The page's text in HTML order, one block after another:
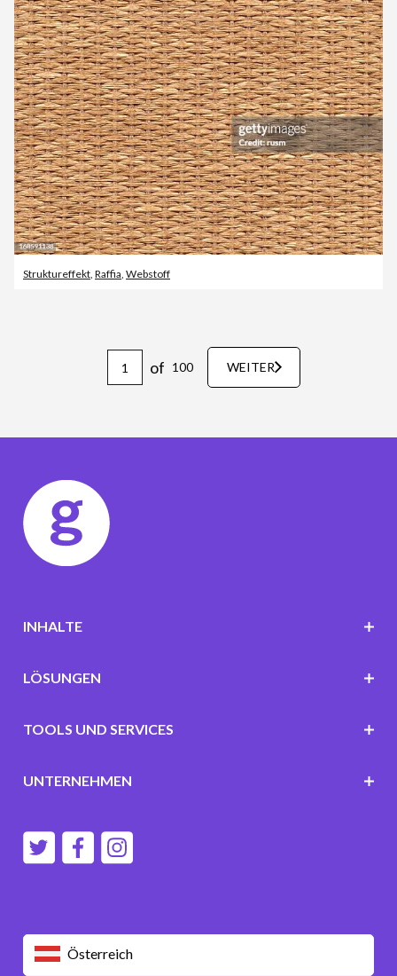
Struktureffekt, Raffia, Webstoff
of 100 WEITER
Österreich
INHALTE
LÖSUNGEN
TOOLS UND SERVICES
UNTERNEHMEN